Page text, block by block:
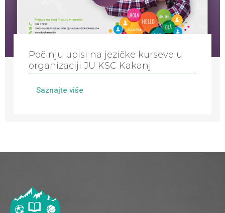
Počinju upisi na jezičke kurseve u
organizaciji JU KSC Kakanj
Saznajte više